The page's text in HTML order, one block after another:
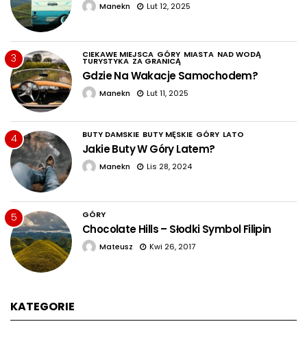
Manekn Lut 12, 2025
3 CIEKAWE MIEJSCA GÓRY MIASTA NAD WODĄ
TURYSTYKA ZA GRANICĄ
Gdzie Na Wakacje Samochodem?
Manekn Lut 11, 2025
4 BUTY DAMSKIE BUTY MĘSKIE GÓRY LATO
Jakie Buty W Góry Latem?
Manekn Lis 28, 2024
5 GÓRY
Chocolate Hills – Słodki Symbol Filipin
Mateusz Kwi 26, 2017
KATEGORIE